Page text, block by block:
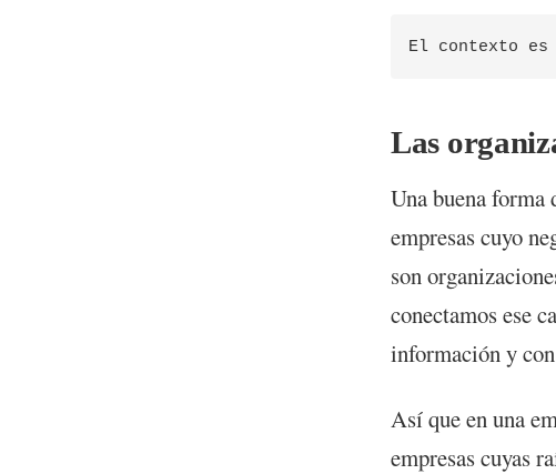
Las
Una buena forma
empresas cuyo
son
conectamos ese
información y
Así que en una
empresas cuyas